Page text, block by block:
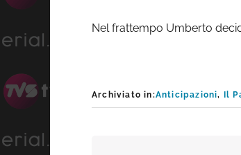
Nel frattempo Umberto
Archiviato in:Anticipazioni, Il